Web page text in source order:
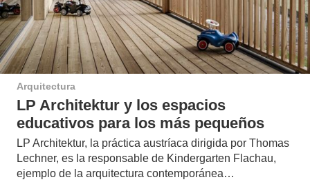
Arquitectura
LP Architektur y los espacios
educativos para los más pequeños
LP Architektur, la práctica austríaca dirigida por Thomas
Lechner, es la responsable de Kindergarten Flachau,
ejemplo de la arquitectura contemporánea…